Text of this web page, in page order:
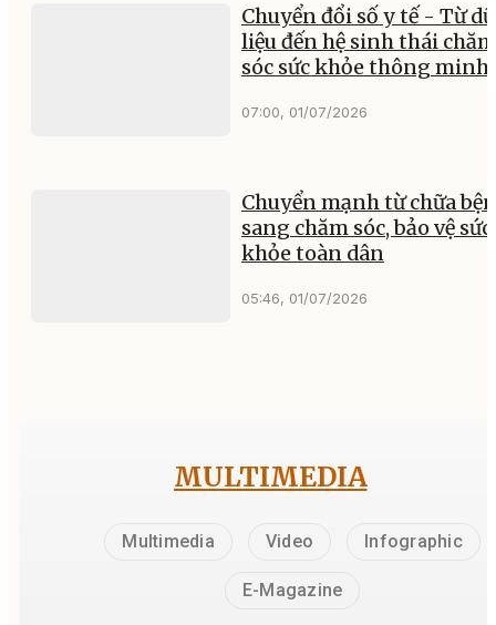
Chuyển đổi số y tế - Từ dữ
liệu đến hệ sinh thái chăm
sóc sức khỏe thông minh
07:00, 01/07/2026
Chuyển mạnh từ chữa
sang chăm sóc, bảo vệ sức
khỏe toàn dân
05:46, 01/07/2026
MULTIMEDIA
Multimedia Video Infographic
E-Magazine